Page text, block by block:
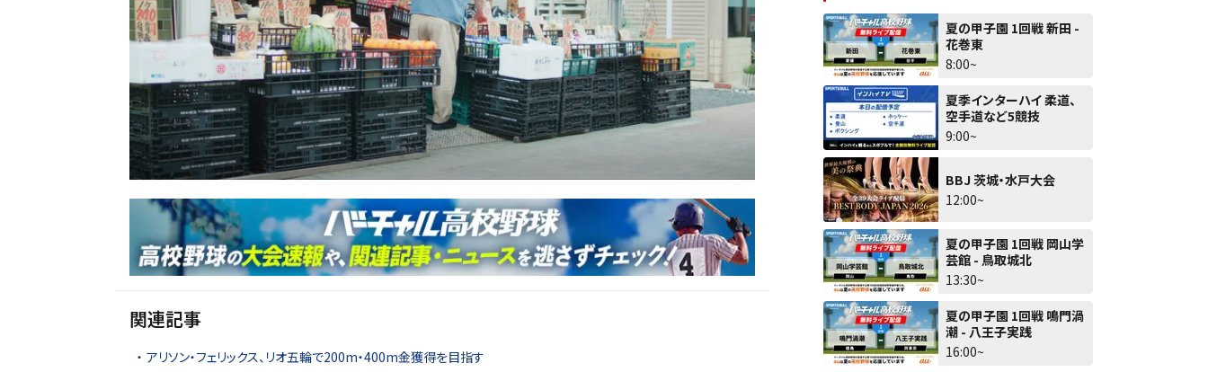
関連記事
アリソン・フェリックス、リオ五輪で200m・400m金獲得を目指す
夏の甲子園 1回戦 新田 -
花巻東
8:00~
夏季インターハイ 柔道、
空手道など5競技
9:00~
BBJ 茨城・水戸大会
12:00~
夏の甲子園 1回戦 岡山学
芸館 - 鳥取城北
13:30~
夏の甲子園 1回戦 鳴門渦
潮 - 八王子実践
16:00~